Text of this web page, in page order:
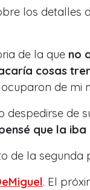
los detalles
de la que no
cosas
de mi
despedirse de
que la
de la segunda
. El